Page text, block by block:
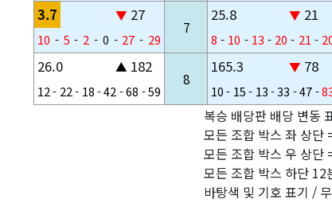
3.7 ▼ 27
10 - 5 - 2 - 0 - 27 - 29
7
25.8 ▼ 21
8 - 10 - 13 - 20 - 21 -
26.0 ▲ 182
12- 22- 18-42-68 -59
8
165.3 ▼ 78
10 - 15- 13-33 -47-
복승 배당판 배당 변동
모든 조합 박스 좌 상단
모든 조합 박스 우 상
모든 조합 박스 하단
바탕색 및 기호 표기 /